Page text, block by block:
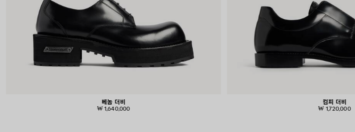
베놈 더비
₩ 1,640,000
컴피 더비
₩ 1,720,000